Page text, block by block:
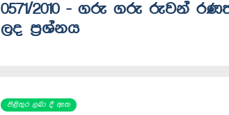
0571/2010 - ගරු ගරු රුවන්
ලද ප්‍රශ්නය
පිළිතුර ලබා දී ඇත